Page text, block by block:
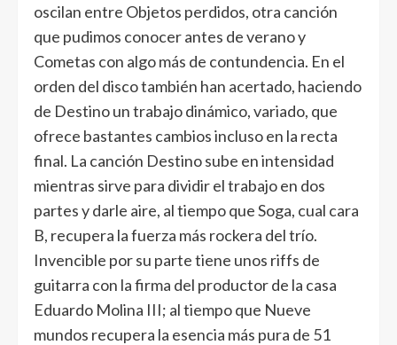
oscilan entre Objetos perdidos, otra canción
que pudimos conocer antes de verano y
Cometas con algo más de contundencia. En el
orden del disco también han acertado, haciendo
de Destino un trabajo dinámico, variado, que
ofrece bastantes cambios incluso en la recta
final. La canción Destino sube en intensidad
mientras sirve para dividir el trabajo en dos
partes y darle aire, al tiempo que Soga, cual cara
B, recupera la fuerza más rockera del trío.
Invencible por su parte tiene unos riffs de
guitarra con la firma del productor de la casa
Eduardo Molina III; al tiempo que Nueve
mundos recupera la esencia más pura de 51